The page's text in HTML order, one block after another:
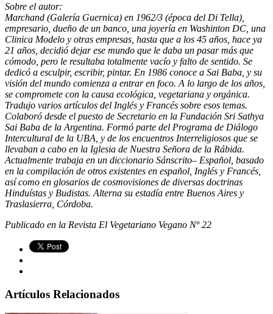
Sobre el autor:
Marchand (Galería Guernica) en 1962/3 (época del Di Tella),
empresario, dueño de un banco, una joyería en Washinton DC, una
Clinica Modelo y otras empresas, hasta que a los 45 años, hace ya
21 años, decidió dejar ese mundo que le daba un pasar más que
cómodo, pero le resultaba totalmente vacío y falto de sentido. Se
dedicó a esculpir, escribir, pintar. En 1986 conoce a Sai Baba, y su
visión del mundo comienza a entrar en foco. A lo largo de los años,
se compromete con la causa ecológica, vegetariana y orgánica.
Tradujo varios artículos del Inglés y Francés sobre esos temas.
Colaboró desde el puesto de Secretario en la Fundación Sri Sathya
Sai Baba de la Argentina. Formó parte del Programa de Diálogo
Intercultural de la UBA, y de los encuentros Interreligiosos que se
llevaban a cabo en la Iglesia de Nuestra Señora de la Rábida.
Actualmente trabaja en un diccionario Sánscrito– Español, basado
en la compilación de otros existentes en español, Inglés y Francés,
así como en glosarios de cosmovisiones de diversas doctrinas
Hinduístas y Budistas. Alterna su estadía entre Buenos Aires y
Traslasierra, Córdoba.
Publicado en la Revista El Vegetariano Vegano Nº 22
Artículos Relacionados